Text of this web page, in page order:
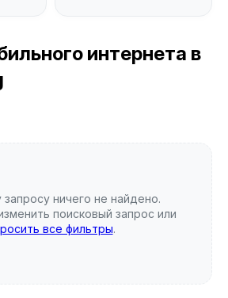
интернета в
ничего не найдено.
поисковый запрос или
все фильтры.